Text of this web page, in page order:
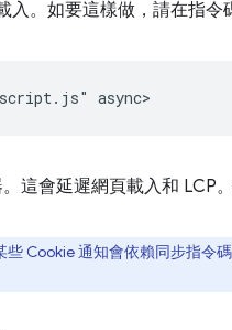
入。如要這樣做，請在指令
這會延遲網頁載入和 LCP
Cookie 通知會依賴同步指